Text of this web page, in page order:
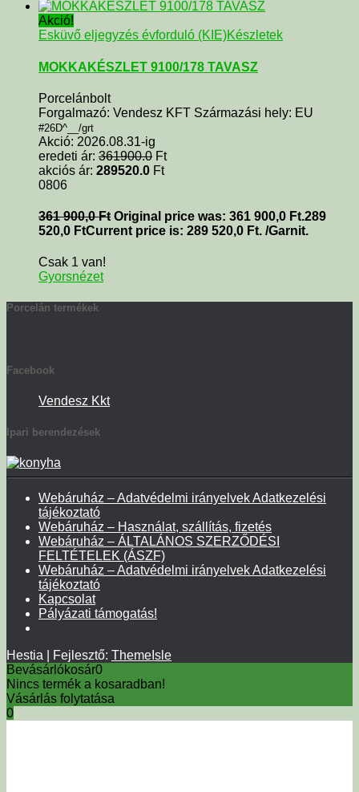
Akció!
Esküvő eljegyzés évforduló (KIE)Készletek
MOKKAKÉSZLET 9100/178 TAVASZ
Porcelánbolt
Forgalmazó: Vendesz KFT Származási hely: EU
#26D^__/grt
Akció: 2026.08.31-ig
eredeti ár: 361900.0 Ft
akciós ár: 289520.0 Ft
0806
361 900,0Ft Original price was: 361 900,0 Ft.289
520,0 FtCurrent price is: 289 520,0 Ft. /Garnit.
Csak 1 van!
Gyorsnézet
Porcelán termékek
Facebook
Vendesz Kkt
Ipari berendezések
Webáruház – Adatvédelmi irányelvek Adatkezelési
tájékoztató
Webáruház – Használat, szállítás, fizetés
Webáruház – ÁLTALÁNOS SZERZŐDÉSI
FELTÉTELEK (ÁSZF)
Webáruház – Adatvédelmi irányelvek Adatkezelési
tájékoztató
Kapcsolat
Pályázati támogatás!
Hestia | Fejlesztő: ThemeIsle
Bevásárlókosár0
Nincs termék a kosaradban!
Vásárlás folytatása
0